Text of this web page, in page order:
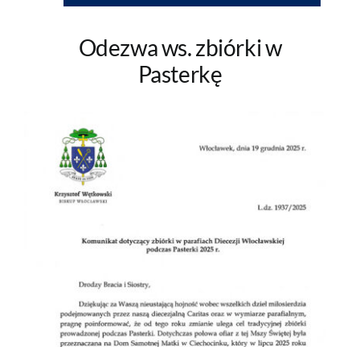
POMOC DUCHOWA
Odezwa ws. zbiórki w
Pasterkę